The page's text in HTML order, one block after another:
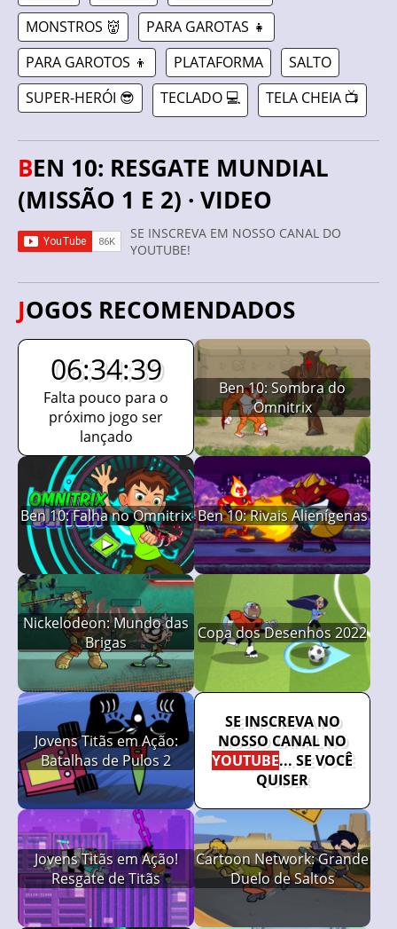
MONSTROS 👹
PARA GAROTAS 👧
PARA GAROTOS 👦
PLATAFORMA
SALTO
SUPER-HERÓI 😎
TECLADO 💻 TELA CHEIA 📺
BEN 10: RESGATE MUNDIAL
(MISSÃO 1 E 2) · VIDEO
SE INSCREVA EM NOSSO CANAL DO
YOUTUBE!
JOGOS RECOMENDADOS
06:34:38
Falta pouco para o
próximo jogo ser
lançado
Ben 10: Sombra do
Omnitrix
Ben 10: Falha no Omnitrix Ben 10: Rivais Alienígenas
Nickelodeon: Mundo das
Brigas
Copa dos Desenhos 2022
Jovens Titãs em Ação:
Batalhas de Pulos 2
SE INSCREVA NO
NOSSO CANAL NO
YOUTUBE... SE VOCÊ
QUISER
Jovens Titãs em Ação!
Resgate de Titãs
Cartoon Network: Grande
Duelo de Saltos